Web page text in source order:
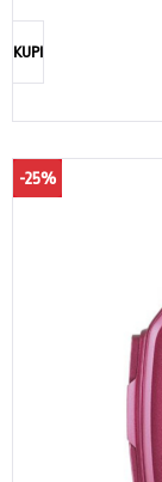
KUPI
-25%